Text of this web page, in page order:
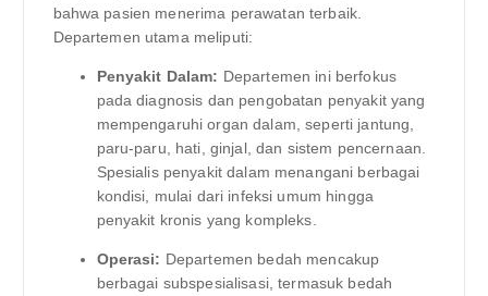
bahwa pasien menerima perawatan terbaik.
Departemen utama meliputi:
Penyakit Dalam: Departemen ini berfokus
pada diagnosis dan pengobatan penyakit yang
mempengaruhi organ dalam, seperti jantung,
paru-paru, hati, ginjal, dan sistem pencernaan.
Spesialis penyakit dalam menangani berbagai
kondisi, mulai dari infeksi umum hingga
penyakit kronis yang kompleks.
Operasi: Departemen bedah mencakup
berbagai subspesialisasi, termasuk bedah